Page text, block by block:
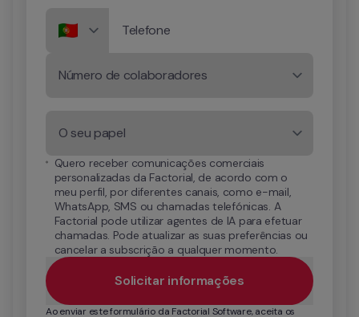
Telefone
Número de colaboradores
O seu papel
Quero receber comunicações comerciais
personalizadas da Factorial, de acordo com o
meu perfil, por diferentes canais, como e-mail,
WhatsApp, SMS ou chamadas telefónicas. A
Factorial pode utilizar agentes de IA para efetuar
chamadas. Pode atualizar as suas preferências ou
cancelar a subscrição a qualquer momento.
Solicitar informações